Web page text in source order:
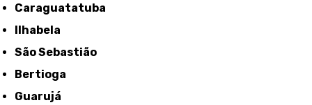
Caraguatatuba
Ilhabela
São Sebastião
Bertioga
Guarujá